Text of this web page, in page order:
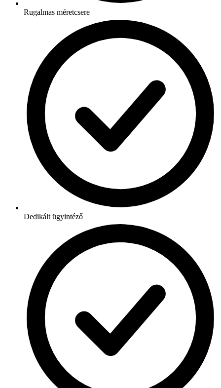
Rugalmas méretcsere
Dedikált ügyintéző